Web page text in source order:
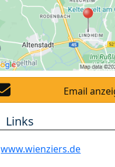
Email
Links
www.wienziers.de